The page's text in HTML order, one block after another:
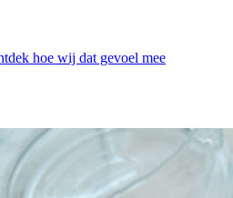
hoe wij dat gevoel mee